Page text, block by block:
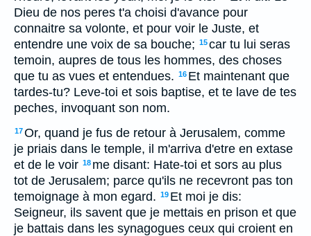
Dieu de nos peres t'a choisi d'avance pour
connaitre sa volonte, et pour voir le Juste, et
entendre une voix de sa bouche; 15car tu lui seras
temoin, aupres de tous les hommes, des choses
que tu as vues et entendues. 16 Et maintenant que
tardes-tu? Leve-toi et sois baptise, et te lave de tes
peches, invoquant son nom.
17Or, quand je fus de retour à Jerusalem, comme
je priais dans le temple, il m'arriva d'etre en extase
et de le voir 18 me disant: Hate-toi et sors au plus
tot de Jerusalem; parce qu'ils ne recevront pas ton
temoignage à mon egard. 19 Et moi je dis:
Seigneur, ils savent que je mettais en prison et que
je battais dans les synagogues ceux qui croient en